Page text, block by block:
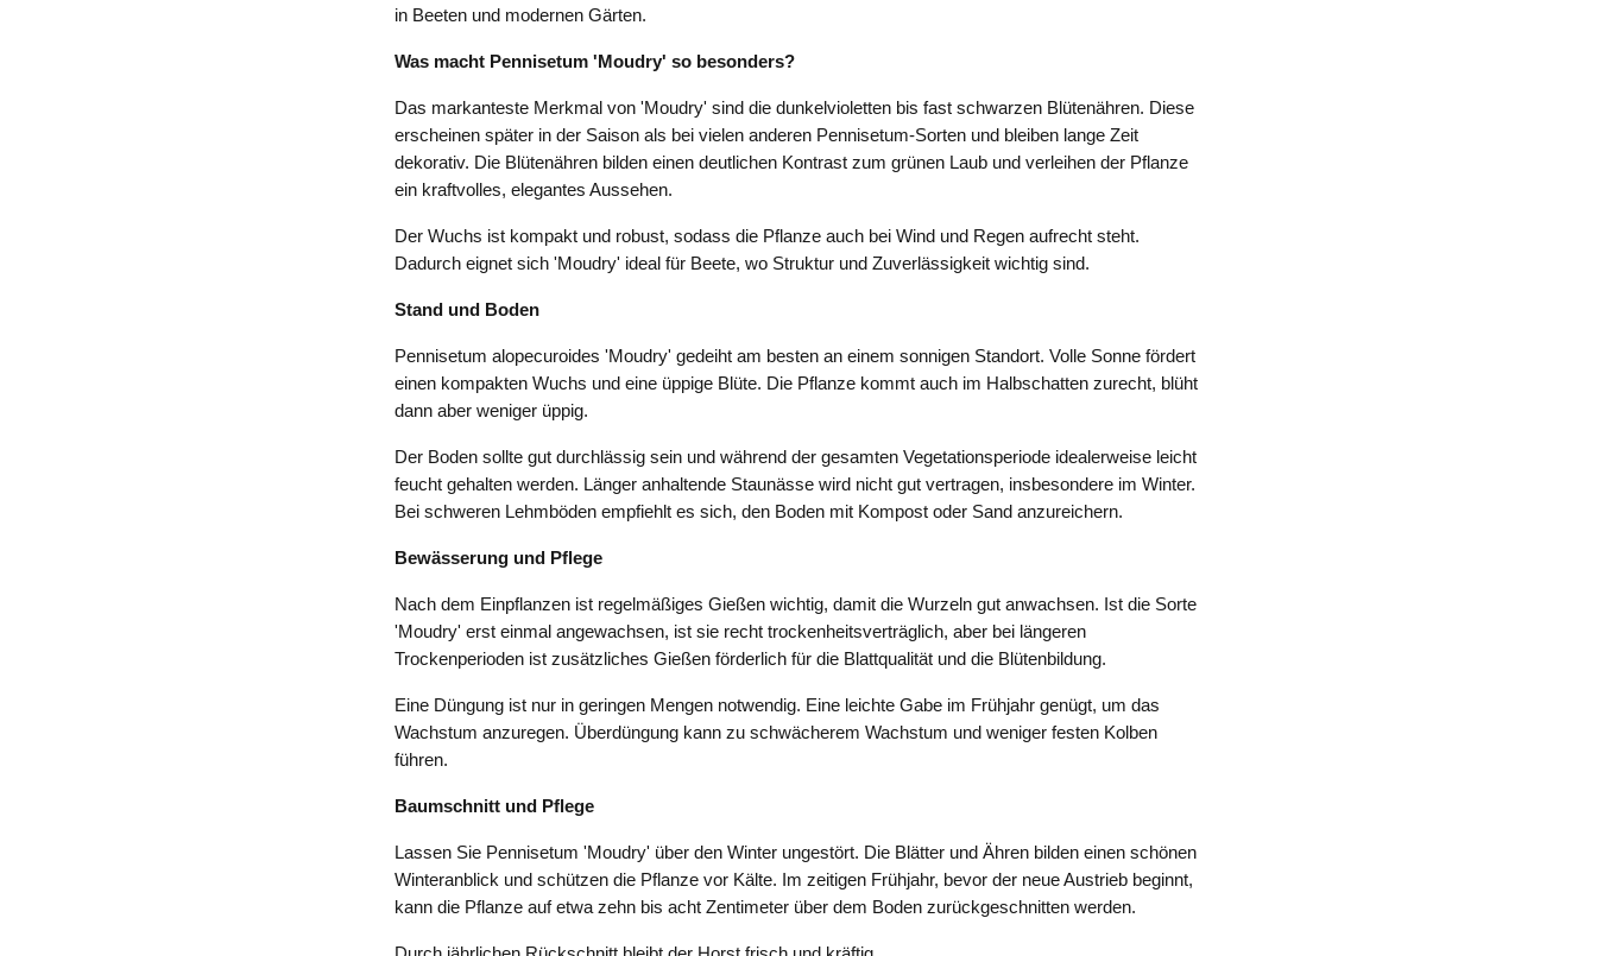
in Beeten und modernen Gärten.
Was macht Pennisetum 'Moudry' so besonders?
Das markanteste Merkmal von 'Moudry' sind die dunkelvioletten bis fast schwarzen Blütenähren. Diese
erscheinen später in der Saison als bei vielen anderen Pennisetum-Sorten und bleiben lange Zeit
dekorativ. Die Blütenähren bilden einen deutlichen Kontrast zum grünen Laub und verleihen der Pflanze
ein kraftvolles, elegantes Aussehen.
Der Wuchs ist kompakt und robust, sodass die Pflanze auch bei Wind und Regen aufrecht steht.
Dadurch eignet sich 'Moudry' ideal für Beete, wo Struktur und Zuverlässigkeit wichtig sind.
Stand und Boden
Pennisetum alopecuroides 'Moudry' gedeiht am besten an einem sonnigen Standort. Volle Sonne fördert
einen kompakten Wuchs und eine üppige Blüte. Die Pflanze kommt auch im Halbschatten zurecht, blüht
dann aber weniger üppig.
Der Boden sollte gut durchlässig sein und während der gesamten Vegetationsperiode idealerweise leicht
feucht gehalten werden. Länger anhaltende Staunässe wird nicht gut vertragen, insbesondere im Winter.
Bei schweren Lehmböden empfiehlt es sich, den Boden mit Kompost oder Sand anzureichern.
Bewässerung und Pflege
Nach dem Einpflanzen ist regelmäßiges Gießen wichtig, damit die Wurzeln gut anwachsen. Ist die Sorte
'Moudry' erst einmal angewachsen, ist sie recht trockenheitsverträglich, aber bei längeren
Trockenperioden ist zusätzliches Gießen förderlich für die Blattqualität und die Blütenbildung.
Eine Düngung ist nur in geringen Mengen notwendig. Eine leichte Gabe im Frühjahr genügt, um das
Wachstum anzuregen. Überdüngung kann zu schwächerem Wachstum und weniger festen Kolben
führen.
Baumschnitt und Pflege
Lassen Sie Pennisetum 'Moudry' über den Winter ungestört. Die Blätter und Ähren bilden einen schönen
Winteranblick und schützen die Pflanze vor Kälte. Im zeitigen Frühjahr, bevor der neue Austrieb beginnt,
kann die Pflanze auf etwa zehn bis acht Zentimeter über dem Boden zurückgeschnitten werden.